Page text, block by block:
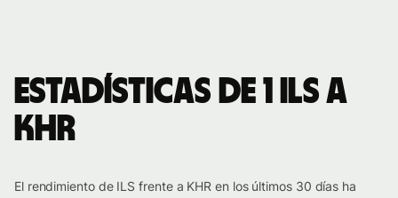
Estadísticas de 1 ILS a
KHR
El rendimiento de ILS frente a KHR en los últimos 30 días ha